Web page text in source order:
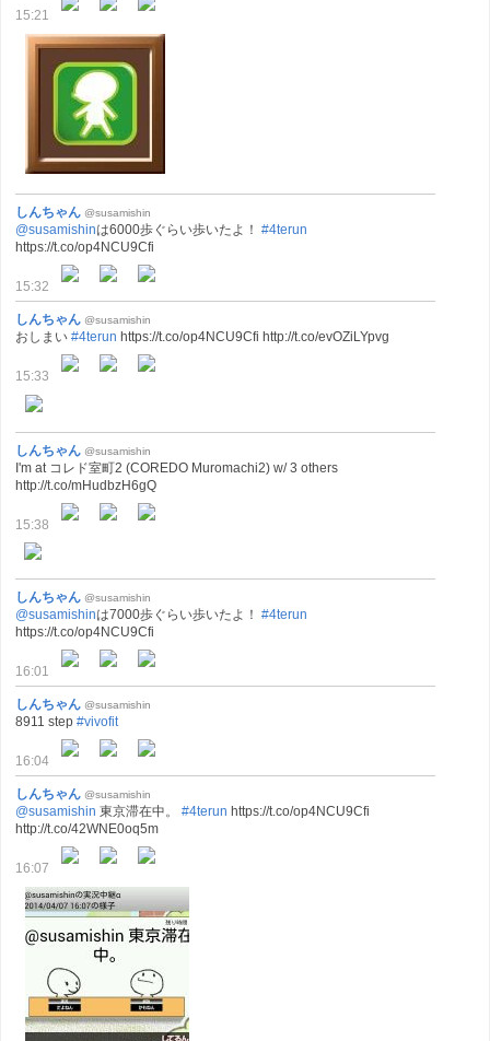
15:21
しんちゃん @susamishin
@susamishinは6000歩ぐらい歩いたよ！ #4terun
https://t.co/op4NCU9Cfi
15:32
しんちゃん @susamishin
おしまい #4terun https://t.co/op4NCU9Cfi http://t.co/evOZiLYpvg
15:33
しんちゃん @susamishin
I'm at コレド室町2 (COREDO Muromachi2) w/ 3 others
http://t.co/mHudbzH6gQ
15:38
しんちゃん @susamishin
@susamishinは7000歩ぐらい歩いたよ！ #4terun
https://t.co/op4NCU9Cfi
16:01
しんちゃん @susamishin
8911 step #vivofit
16:04
しんちゃん @susamishin
@susamishin 東京滞在中。 #4terun https://t.co/op4NCU9Cfi
http://t.co/42WNE0oq5m
16:07